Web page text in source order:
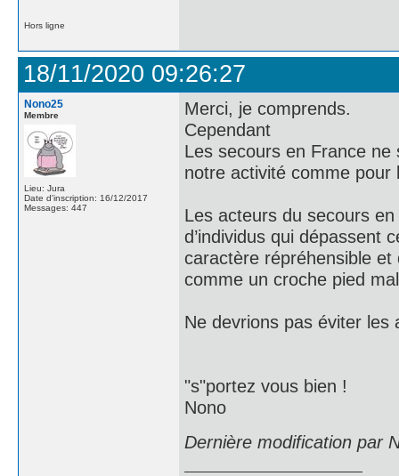
Hors ligne
18/11/2020 09:26:27
Nono25
Membre
Lieu: Jura
Date d'inscription: 16/12/2017
Messages: 447
Merci, je comprends.
Cependant
Les secours en France
notre activité comme
Les acteurs du secours
d’individus qui dépassent
caractère répréhensible
comme un croche pied
Ne devrions pas éviter les
"s"portez vous bien !
Nono
Dernière modification par